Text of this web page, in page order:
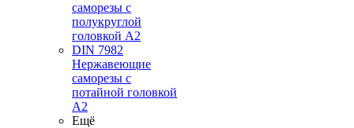
саморезы с
полукруглой
головкой А2
DIN 7982
Нержавеющие
саморезы с
потайной головкой
А2
Ещё